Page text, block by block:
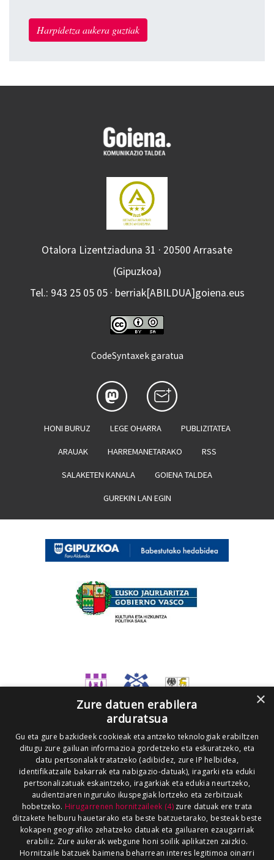
Harpidetza aukera guztiak
Otalora Lizentziaduna 31 · 20500 Arrasate
(Gipuzkoa)
Tel.: 943 25 05 05 · berriak[ABILDUA]goiena.eus
CodeSyntaxek garatua
HONI BURUZ LEGE OHARRA PUBLIZITATEA
ARAUAK HARREMANETARAKO RSS
SALAKETEN KANALA GOIENA TALDEA
GUREKIN LAN EGIN
×
Zure datuen erabilera
arduratsua
Gu eta gure bazkideek cookieak eta antzeko teknologiak erabiltzen
ditugu zure gailuan informazioa gordetzeko eta eskuratzeko, eta
datu pertsonalak tratatzeko (adibidez, zure IP helbidea,
identifikatzaile bakarrak eta nabigazio-datuak), iragarki eta eduki
pertsonalizatuak eskaintzeko, iragarkiak eta edukia neurtzeko,
audientziaren inguruko ikuspegiak lortzeko eta zerbitzuak
hobetzeko. Hirugarrenen hornitzaileek (4)zure datuak ere trata
ditzakete helburu hauetarako eta beste batzuetarako, besteak beste
kokapen geografiko zehatzeko datuak eta gailuaren ezaugarriak
erabiliz. Zure aukerak webgune honi soilik aplikatzen zaizkio.
Hornitzaile batzuek baimena beharrean interes legitimoa oinarri